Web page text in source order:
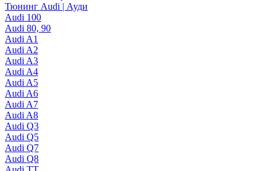
Тюнинг Audi | Ауди
Audi 100
Audi 80, 90
Audi A1
Audi A2
Audi A3
Audi A4
Audi A5
Audi A6
Audi A7
Audi A8
Audi Q3
Audi Q5
Audi Q7
Audi Q8